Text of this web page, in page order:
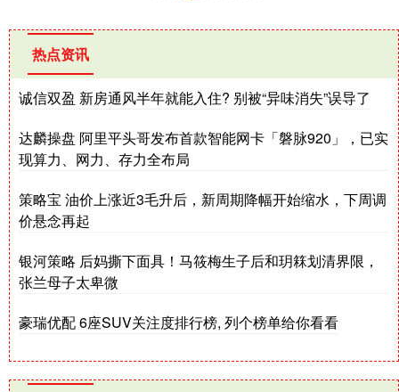
热点资讯
诚信双盈 新房通风半年就能入住? 别被“异味消失”误导了
达麟操盘 阿里平头哥发布首款智能网卡「磐脉920」，已实
现算力、网力、存力全布局
策略宝 油价上涨近3毛升后，新周期降幅开始缩水，下周调
价悬念再起
银河策略 后妈撕下面具！马筱梅生子后和玥箖划清界限，
张兰母子太卑微
豪瑞优配 6座SUV关注度排行榜, 列个榜单给你看看